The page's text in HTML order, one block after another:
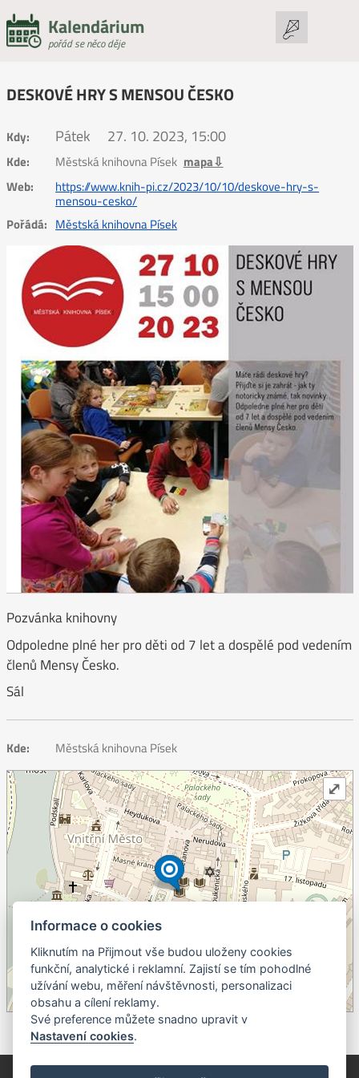
Kalendárium
pořád se něco děje
DESKOVÉ HRY S MENSOU ČESKO
Kdy: Pátek 27. 10. 2023, 15:00
Kde: Městská knihovna Písek mapa⇩
Web:
https://www.knih-pi.cz/2023/10/10/deskove-hry-s-
mensou-cesko/
Pořádá: Městská knihovna Písek
Pozvánka knihovny
Odpoledne plné her pro děti od 7 let a dospělé pod vedením
členů Mensy Česko.
Sál
Kde: Městská knihovna Písek
©OpenStreetMapcontributors.
⤢
© Píseckem / Kalendárium (Změna programu vyhrazena!) (Cookies)
Informace o cookies
Kliknutím na Přijmout vše budou uloženy cookies
funkční, analytické i reklamní. Zajistí se tím pohodlné
užívání webu, měření návštěvnosti, personalizaci
obsahu a cílení reklamy.
Své preference můžete snadno upravit v
Nastavení cookies.